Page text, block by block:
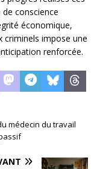
conscience
économique,
criminels impose une
renforcée.
médecin du travail